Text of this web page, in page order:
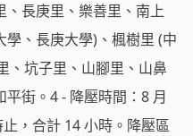
長庚里、樂善里、南上
學、長庚大學)、楓樹里 (中
、坑子里、山腳里、山鼻
街。4 - 降壓時間：8 月
，合計 14 小時。降壓區